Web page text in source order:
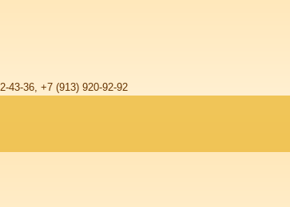
43-36, +7 (913) 920-92-92